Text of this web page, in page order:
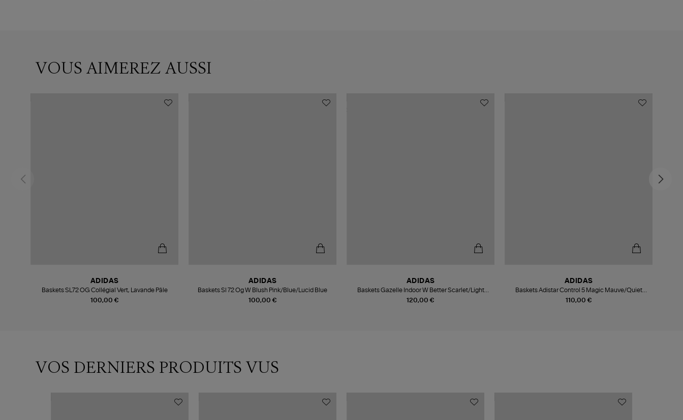
VOUS AIMEREZ AUSSI
100,00 €
ADIDAS
Baskets SL72 OG Collégial Vert, Lavande Pâle
100,00 €
ADIDAS
Baskets Sl 72 Og W Blush Pink/Blue/Lucid Blue
120,00 €
ADIDAS
Baskets Gazelle Indoor W Better Scarlet/Light
Pink/Gum4
110,00 €
ADIDAS
Baskets Adistar Control 5 Magic Mauve/Quiet
Crimson/Distilled Pink
VOS DERNIERS PRODUITS VUS